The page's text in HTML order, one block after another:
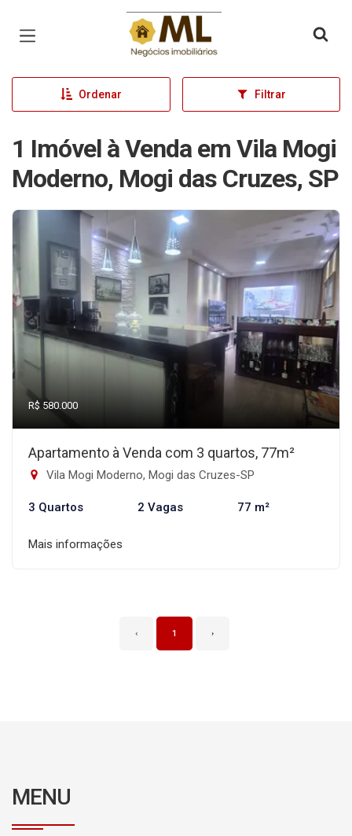
Página inicial
Ordenar Filtrar
1 Imóvel à Venda em Vila Mogi
Moderno, Mogi das Cruzes, SP
R$ 580.000
Apartamento à Venda com 3 quartos, 77m²
Vila Mogi Moderno, Mogi das Cruzes-SP
3 Quartos 2 Vagas 77 m²
Mais informações
‹ 1 ›
MENU